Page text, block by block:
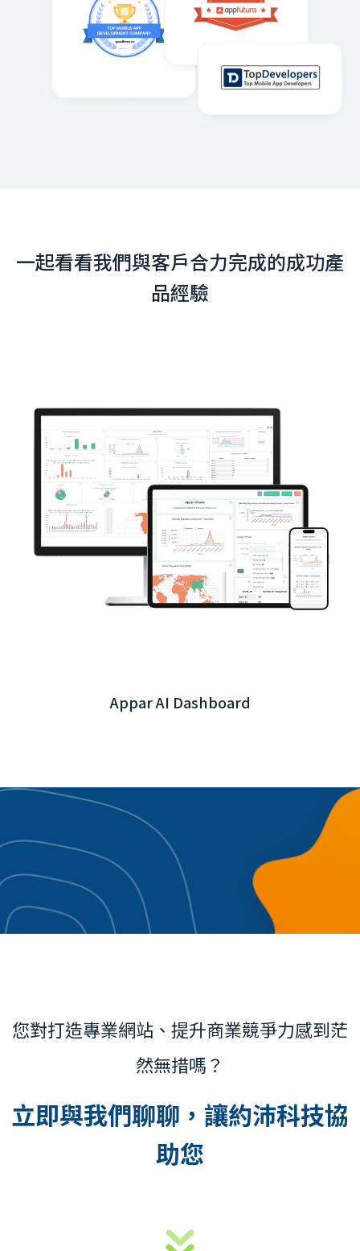
一起看看我們與客戶合力完成的成功產
品經驗
最聰明的 AI 語音記帳 - 說說記帳
您對打造專業網站、提升商業競爭力感到茫
然無措嗎？
立即與我們聊聊，讓約沛科技協
助您